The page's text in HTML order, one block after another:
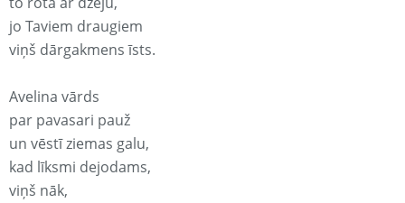
jo Taviem draugiem
viņš dārgakmens īsts.
Avelina vārds
par pavasari pauž
un vēstī ziemas galu,
kad līksmi dejodams,
viņš nāk,